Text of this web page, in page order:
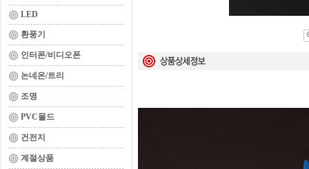
LED
환풍기
인터폰/비디오폰
논네온/트리
조명
PVC몰드
건전지
계절상품